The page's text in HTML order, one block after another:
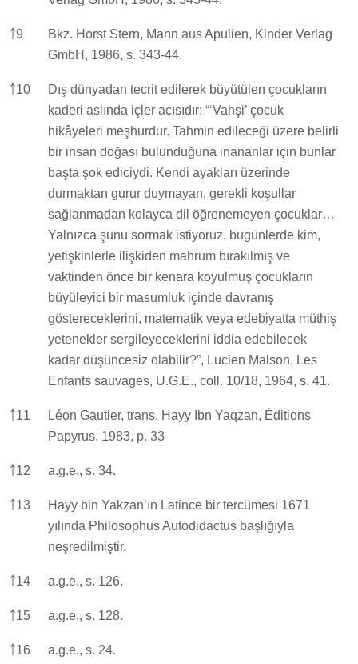
￪9
Bkz. Horst Stern, Mann aus Apulien, Kinder Verlag
GmbH, 1986, s. 343-44.
￪10
Dış dünyadan tecrit edilerek büyütülen çocukların
kaderi aslında içler acısıdır: “‘Vahşi’ çocuk
hikâyeleri meşhurdur. Tahmin edileceği üzere belirli
bir insan doğası bulunduğuna inananlar için bunlar
başta şok ediciydi. Kendi ayakları üzerinde
durmaktan gurur duymayan, gerekli koşullar
sağlanmadan kolayca dil öğrenemeyen çocuklar…
Yalnızca şunu sormak istiyoruz, bugünlerde kim,
yetişkinlerle ilişkiden mahrum bırakılmış ve
vaktinden önce bir kenara koyulmuş çocukların
büyüleyici bir masumluk içinde davranış
göstereceklerini, matematik veya edebiyatta müthiş
yetenekler sergileyeceklerini iddia edebilecek
kadar düşüncesiz olabilir?”, Lucien Malson, Les
Enfants sauvages, U.G.E., coll. 10/18, 1964, s. 41.
￪11
Léon Gautier, trans. Hayy Ibn Yaqzan, Éditions
Papyrus, 1983, p. 33
￪12 a.g.e., s. 34.
￪13
Hayy bin Yakzan’ın Latince bir tercümesi 1671
yılında Philosophus Autodidactus başlığıyla
neşredilmiştir.
￪14 a.g.e., s. 126.
￪15 a.g.e., s. 128.
￪16 a.g.e., s. 24.